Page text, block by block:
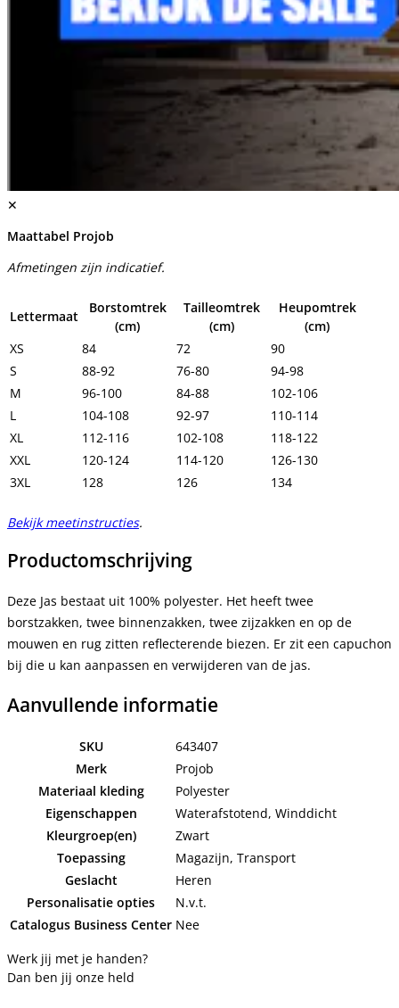
✕
Maattabel Projob
Afmetingen zijn indicatief.
Lettermaat
Borstomtrek
(cm)
Tailleomtrek
(cm)
Heupomtrek
(cm)
XS
84 72
90
S
88-92 76-80
94-98
M
96-100 84-88
102-106
L
104-108 92-97
110-114
XL
112-116 102-108
118-122
XXL
120-124 114-120
126-130
3XL
128 126 134
Bekijk meetinstructies.
Productomschrijving
Deze Jas bestaat uit 100% polyester. Het heeft twee
borstzakken, twee binnenzakken, twee zijzakken en op de
mouwen en rug zitten reflecterende biezen. Er zit een capuchon
bij die u kan aanpassen en verwijderen van de jas.
Aanvullende informatie
SKU
643407
Merk
Projob
Materiaal kleding
Polyester
Eigenschappen
Waterafstotend, Winddicht
Kleurgroep(en)
Zwart
Toepassing
Magazijn, Transport
Geslacht
Heren
Personalisatie opties
N.v.t.
Catalogus Business Center Nee
Werk jij met je handen?
Dan ben jij onze held